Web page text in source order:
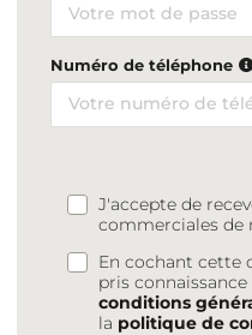
Numéro de téléphone
J'accepte de
commerciales de
En cochant cette
pris
conditions
la politique de